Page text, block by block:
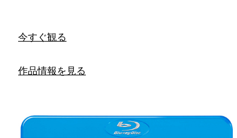
今すぐ観る
作品情報を見る